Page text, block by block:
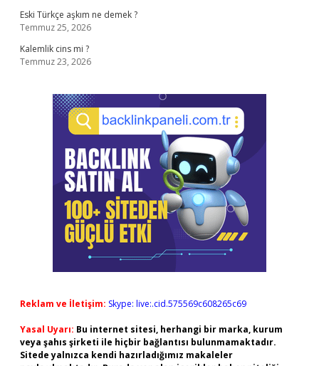
Eski Türkçe aşkım ne demek ?
Temmuz 25, 2026
Kalemlik cins mi ?
Temmuz 23, 2026
Reklam ve İletişim: Skype: live:.cid.575569c608265c69
Yasal Uyarı: Bu internet sitesi, herhangi bir marka, kurum
veya şahıs şirketi ile hiçbir bağlantısı bulunmamaktadır.
Sitede yalnızca kendi hazırladığımız makaleler